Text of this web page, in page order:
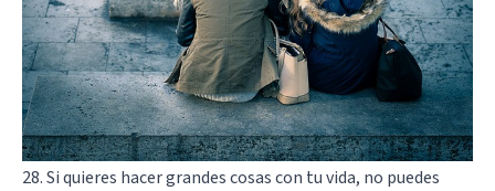
28. Si quieres hacer grandes cosas con tu vida, no puedes